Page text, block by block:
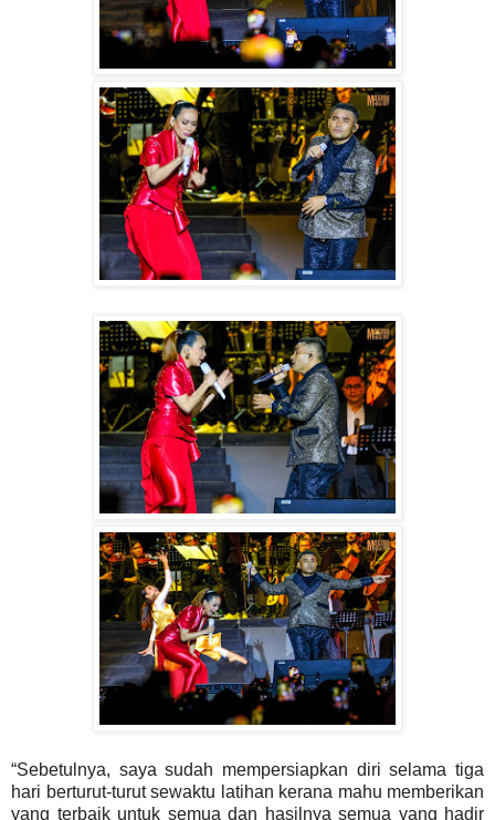
“Sebetulnya, saya sudah mempersiapkan diri selama tiga
hari berturut-turut sewaktu latihan kerana mahu memberikan
yang terbaik untuk semua dan hasilnya semua yang hadir